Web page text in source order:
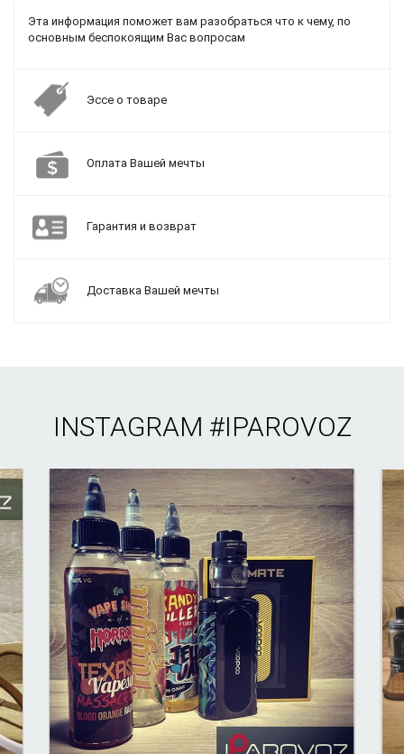
Эта информация поможет вам разобраться что к чему, по
основным беспокоящим Вас вопросам
Эссе о товаре
Оплата Вашей мечты
Гарантия и возврат
Доставка Вашей мечты
INSTAGRAM #IPAROVOZ